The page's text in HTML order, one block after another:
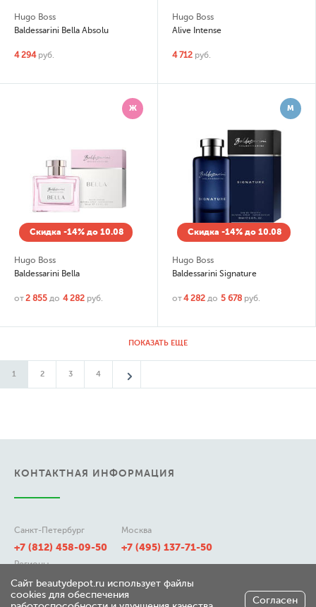
Hugo Boss
Baldessarini Bella Absolu
4 294 руб.
Hugo Boss
Alive Intense
4 712 руб.
Ж
Скидка -14% до 10.08
Hugo Boss
Baldessarini Bella
от2 855 до 4 282 руб.
М
Скидка -14% до 10.08
Hugo Boss
Baldessarini Signature
от4 282 до 5 678 руб.
ПОКАЗАТЬ ЕЩЕ
1 2 3 4
КОНТАКТНАЯ ИНФОРМАЦИЯ
Санкт-Петербург
+7 (812) 458-09-50
Москва
+7 (495) 137-71-50
Регионы
8 (800) 511-21-50
Сайт beautydepot.ru использует файлы
cookies для обеспечения
Согласен